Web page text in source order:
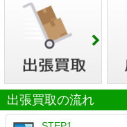
出張買取の流れ